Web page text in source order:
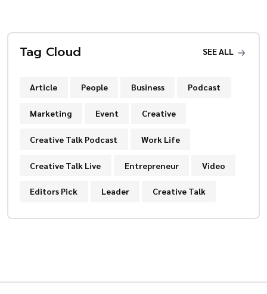
Tag Cloud SEE ALL
Article People Business Podcast
Marketing Event Creative
Creative Talk Podcast Work Life
Creative Talk Live Entrepreneur Video
Editors Pick Leader Creative Talk